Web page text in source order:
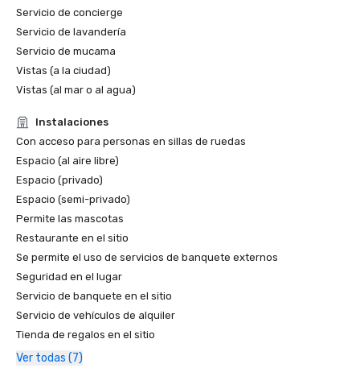
Servicio de concierge
Servicio de lavandería
Servicio de mucama
Vistas (a la ciudad)
Vistas (al mar o al agua)
Instalaciones
Con acceso para personas en sillas de ruedas
Espacio (al aire libre)
Espacio (privado)
Espacio (semi-privado)
Permite las mascotas
Restaurante en el sitio
Se permite el uso de servicios de banquete externos
Seguridad en el lugar
Servicio de banquete en el sitio
Servicio de vehículos de alquiler
Tienda de regalos en el sitio
Ver todas (7)